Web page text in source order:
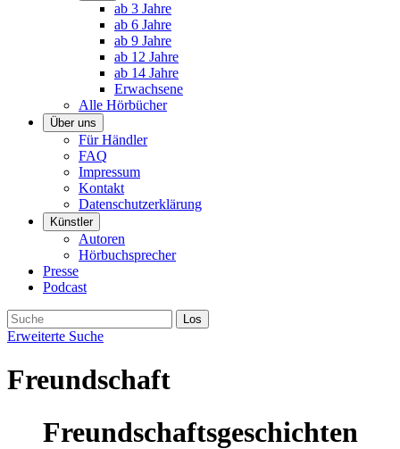
ab 3 Jahre
ab 6 Jahre
ab 9 Jahre
ab 12 Jahre
ab 14 Jahre
Erwachsene
Alle Hörbücher
Über uns
Für Händler
FAQ
Impressum
Kontakt
Datenschutzerklärung
Künstler
Autoren
Hörbuchsprecher
Presse
Podcast
Erweiterte Suche
Freundschaft
Freundschaftsgeschichten